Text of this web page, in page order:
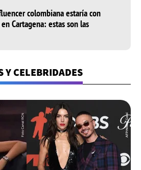
colombiana estaría con
Cartagena: estas son las
Y CELEBRIDADES